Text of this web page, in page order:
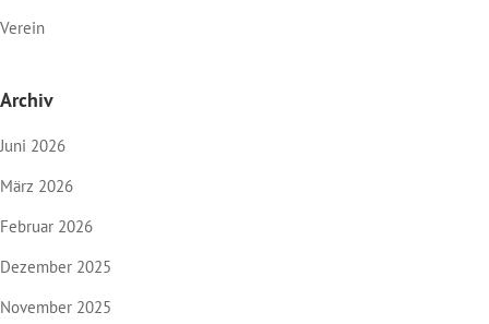
Verein
Archiv
Juni 2026
März 2026
Februar 2026
Dezember 2025
November 2025